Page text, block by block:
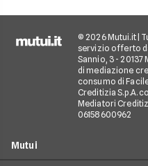
© 2026 Mutui.it |
servizio offerto
Sannio, 3 - 20137
di mediazione
consumo di
Creditizia S.p.A.
Mediatori Creditizi
06158600962
Mutui